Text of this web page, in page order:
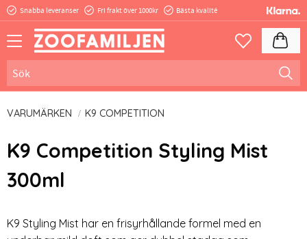
Snabba leveranser Fri frakt över 1000kr Bästa kvalité
Favoriter
VARUMÄRKEN K9 COMPETITION
​K9 Competition Styling Mist
300ml
​K9 Styling Mist har en frisyrhållande formel med en